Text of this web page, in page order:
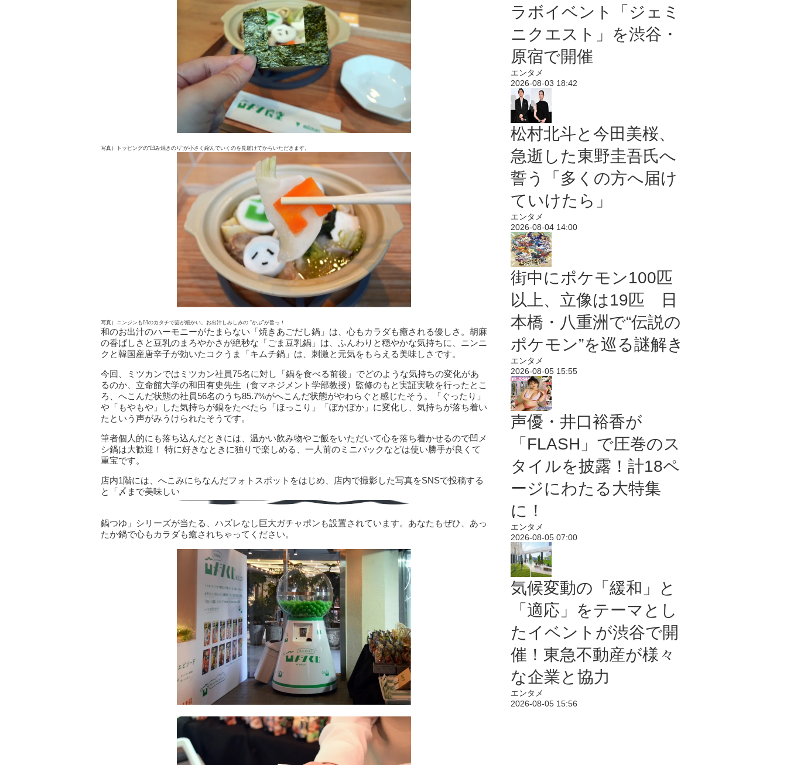
写真）トッピングの“凹み焼きのり”が小さく縮んでいくのを見届けてからいただきます。
写真）ニンジンも凹のカタチで芸が細かい。お出汁しみしみの “かぶ”が旨っ！
和のお出汁のハーモニーがたまらない「焼きあごだし鍋」は、心もカラダも癒される優しさ。胡麻
の香ばしさと豆乳のまろやかさが絶秒な「ごま豆乳鍋」は、ふんわりと穏やかな気持ちに、ニンニ
クと韓国産唐辛子が効いたコクうま「キムチ鍋」は、刺激と元気をもらえる美味しさです。
今回、ミツカンではミツカン社員75名に対し「鍋を食べる前後」でどのような気持ちの変化があ
るのか、立命館大学の和田有史先生（食マネジメント学部教授）監修のもと実証実験を行ったとこ
ろ、へこんだ状態の社員56名のうち85.7%がへこんだ状態がやわらぐと感じたそう。「ぐったり」
や「もやもや」した気持ちが鍋をたべたら「ほっこり」「ぽかぽか」に変化し、気持ちが落ち着い
たという声がみうけられたそうです。
筆者個人的にも落ち込んだときには、温かい飲み物やご飯をいただいて心を落ち着かせるので凹メ
シ鍋は大歓迎！ 特に好きなときに独りで楽しめる、一人前のミニパックなどは使い勝手が良くて
重宝です。
店内1階には、へこみにちなんだフォトスポットをはじめ、店内で撮影した写真をSNSで投稿する
と「〆まで美味しい
鍋つゆ」シリーズが当たる、ハズレなし巨大ガチャポンも設置されています。あなたもぜひ、あっ
たか鍋で心もカラダも癒されちゃってください。
ラボイベント「ジェミ
ニクエスト」を渋谷・
原宿で開催
エンタメ
2026-08-03 18:42
松村北斗と今田美桜、
急逝した東野圭吾氏へ
誓う「多くの方へ届け
ていけたら」
エンタメ
2026-08-04 14:00
街中にポケモン100匹
以上、立像は19匹 日
本橋・八重洲で“伝説の
ポケモン”を巡る謎解き
エンタメ
2026-08-05 15:55
声優・井口裕香が
「FLASH」で圧巻のス
タイルを披露！計18ペ
ージにわたる大特集
に！
エンタメ
2026-08-05 07:00
気候変動の「緩和」と
「適応」をテーマとし
たイベントが渋谷で開
催！東急不動産が様々
な企業と協力
エンタメ
2026-08-05 15:56